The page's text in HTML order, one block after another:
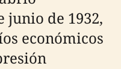
junio de 1932,
económicos